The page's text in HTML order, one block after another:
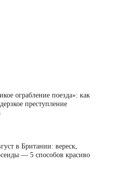
ограбление поезда»: как
преступление
в Британии: вереск,
— 5 способов красиво